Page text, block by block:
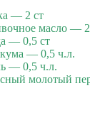
— 2 ст
масло —
— 0,5 ст
— 0,5 ч.л.
— 0,5 ч.л.
молотый